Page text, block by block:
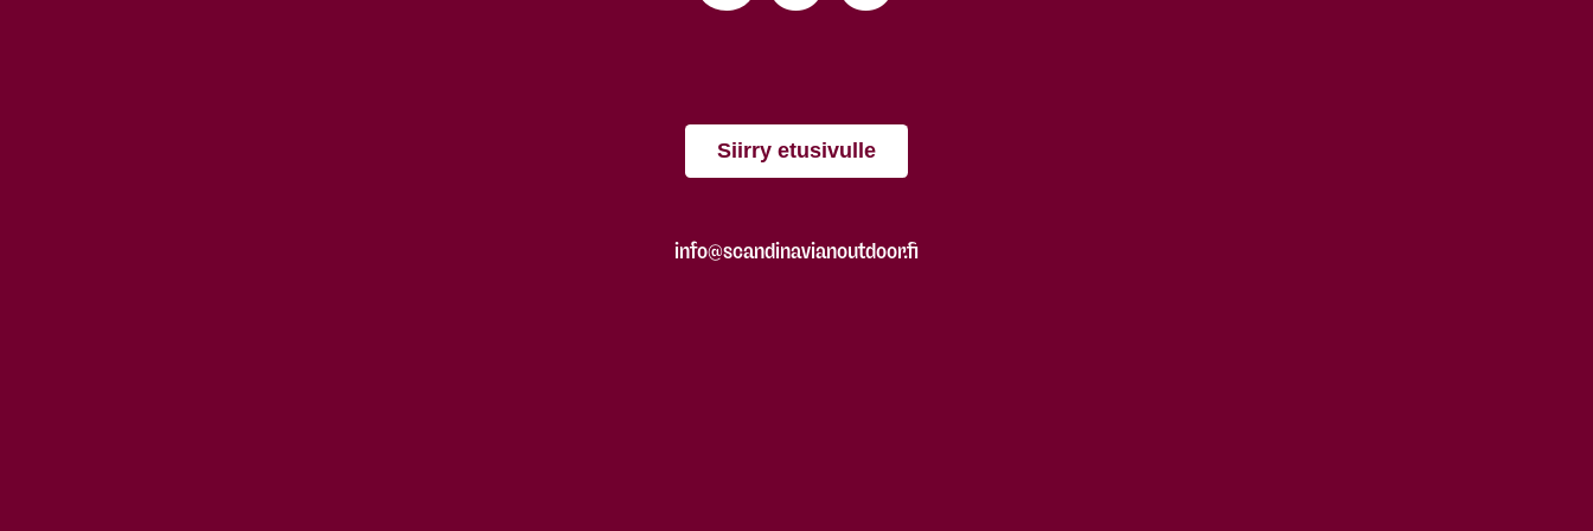
Siirry etusivulle
info@scandinavianoutdoor.fi